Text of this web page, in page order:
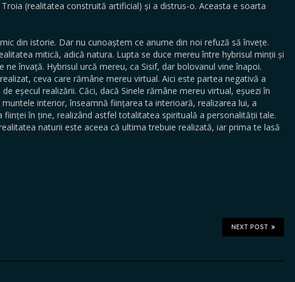
(realitatea construită artificial) și a distrus-o. Aceasta e soarta
din istorie. Dar nu cunoaștem ce anume din noi refuză să învețe.
mitică, adică natura. Lupta se duce mereu între hybrisul minții și
învață. Hybrisul urcă mereu, ca Sisif, dar bolovanul vine înapoi.
ceva care rămâne mereu virtual. Aici este partea negativă a
eșecul realizării. Căci, dacă Sinele rămâne mereu virtual, eșuezi în
interior, înseamnă ființarea ta interioară, realizarea lui, a
ființei în ține, realizând astfel totalitatea spirituală a personalității tale.
naturii este aceea că ultima trebuie realizată, iar prima te lasă
NEXT POST